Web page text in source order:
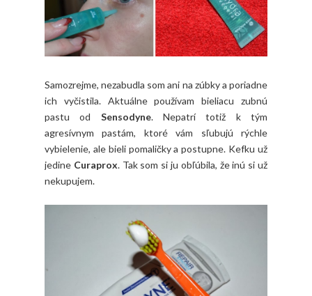
Samozrejme, nezabudla som ani na zúbky a poriadne
ich vyčistila. Aktuálne používam bieliacu zubnú
pastu od Sensodyne. Nepatrí totiž k tým
agresívnym pastám, ktoré vám sľubujú rýchle
vybielenie, ale bieli pomaličky a postupne. Kefku už
jedine Curaprox. Tak som si ju obľúbila, že inú si už
nekupujem.